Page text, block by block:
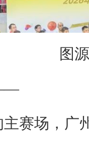
图
赛场，广